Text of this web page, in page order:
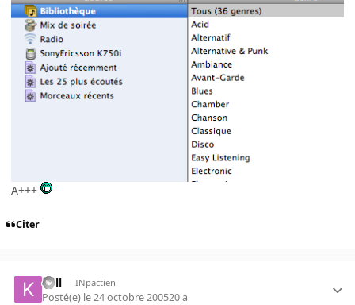
A+++
Citer
kall INpactien
Posté(e) le 24 octobre 200520 a